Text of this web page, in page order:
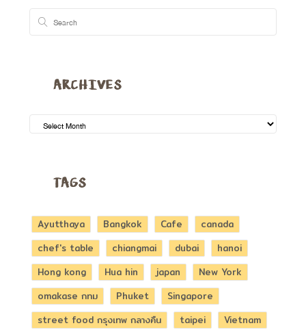
ARCHIVES
ARCHIVES
TAGS
Ayutthaya Bangkok Cafe
canada
chef's table
chiangmai dubai
hanoi
Hong kong
Hua hin japan
New York
omakase กทม
Phuket
Singapore
street food กรุงเทพ กลางคืน
taipei
Vietnam